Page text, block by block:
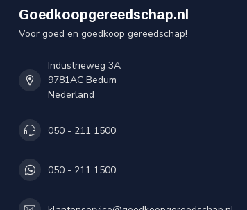
Goedkoopgereedschap.nl
Voor goed en goedkoop gereedschap!
Industrieweg 3A
9781AC Bedum
Nederland
050 - 211 1500
050 - 211 1500